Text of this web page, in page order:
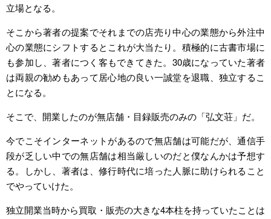
立場となる。
そこから著者の提案でそれまでの店売り中心の業態から外注中
心の業態にシフトするとこれが大当たり。積極的に古書市場に
も参加し、著者につく客もできてきた。30歳になっていた著者
は両親の勧めもあって居心地の良い一誠堂を退職、独立するこ
とになる。
そこで、開業したのが無店舗・目録販売のみの「弘文荘」だ。
今でこそインターネットがあるので無店舗は可能だが、通信手
段が乏しい中での無店舗は相当厳しいのだと僕なんかは予想す
る。しかし、著者は、修行時代に培った人脈に助けられること
でやっていけた。
独立開業当時から買取・販売の大きな4本柱を持っていたことは